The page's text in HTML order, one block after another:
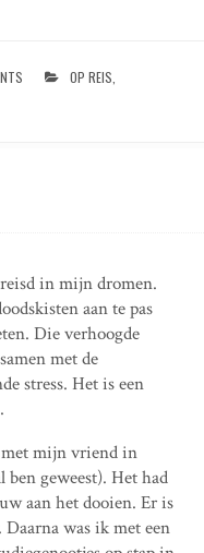
OP REIS
in mijn dromen.
aan te pas
Die verhoogde
met de
stress. Het is een
mijn vriend in
geweest). Het had
aan het dooien. Er is
was ik met een